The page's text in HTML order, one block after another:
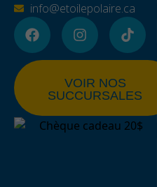
info@etoilepolaire.ca
VOIR NOS
SUCCURSALES